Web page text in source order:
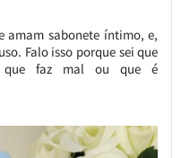
amam sabonete íntimo, e,
Falo isso porque sei que
que faz mal ou que é